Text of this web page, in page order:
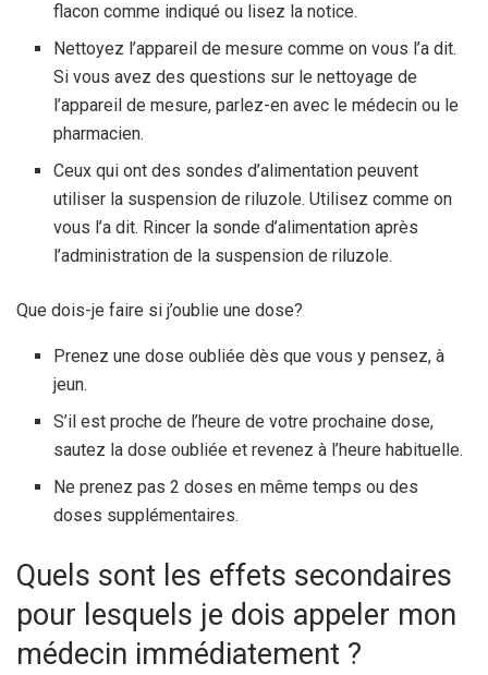
flacon comme indiqué ou lisez la notice.
Nettoyez l’appareil de mesure comme on vous l’a dit.
Si vous avez des questions sur le nettoyage de
l’appareil de mesure, parlez-en avec le médecin ou le
pharmacien.
Ceux qui ont des sondes d’alimentation peuvent
utiliser la suspension de riluzole. Utilisez comme on
vous l’a dit. Rincer la sonde d’alimentation après
l’administration de la suspension de riluzole.
Que dois-je faire si j’oublie une dose?
Prenez une dose oubliée dès que vous y pensez, à
jeun.
S’il est proche de l’heure de votre prochaine dose,
sautez la dose oubliée et revenez à l’heure habituelle.
Ne prenez pas 2 doses en même temps ou des
doses supplémentaires.
Quels sont les effets secondaires
pour lesquels je dois appeler mon
médecin immédiatement ?